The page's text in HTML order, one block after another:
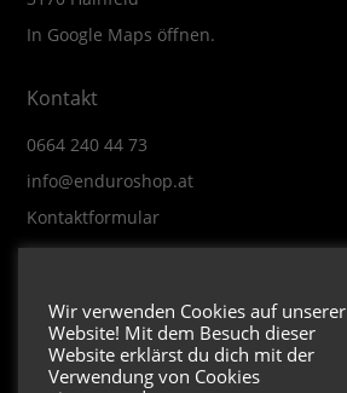
In Google Maps öffnen.
Kontakt
0664 240 44 73
info@enduroshop.at
Kontaktformular
Impressum
Datenschutzerklärung
Wir verwenden Cookies auf unserer
Website! Mit dem Besuch dieser
Website erklärst du dich mit der
Verwendung von Cookies